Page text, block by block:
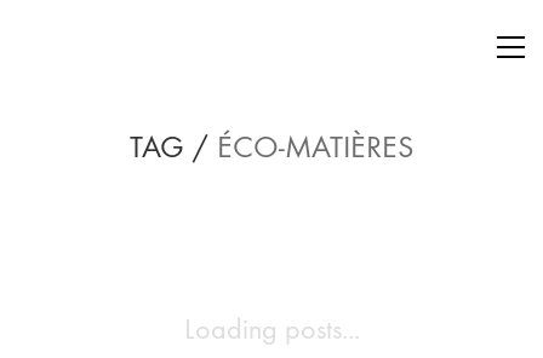
TAG / ÉCO-MATIÈRES
Loading posts...